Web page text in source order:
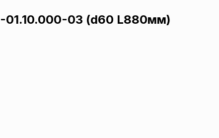
01.10.000-03 (d60 L880мм)